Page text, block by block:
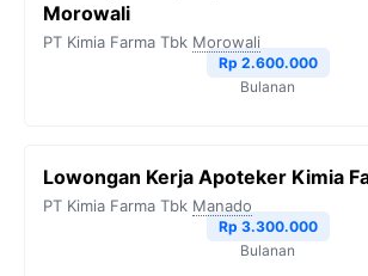
Morowali
PT Kimia Farma Tbk Morowali
Rp 2.600.000
Bulanan
Lowongan Kerja Apoteker Kimia
PT Kimia Farma Tbk Manado
Rp 3.300.000
Bulanan